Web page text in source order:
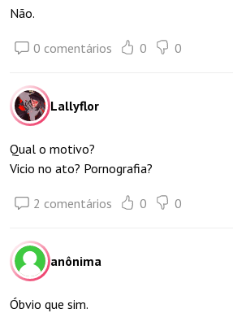
Não.
0 comentários 0 0
Lallyflor
Qual o motivo?
Vicio no ato? Pornografia?
2 comentários 0 0
anônima
Óbvio que sim.